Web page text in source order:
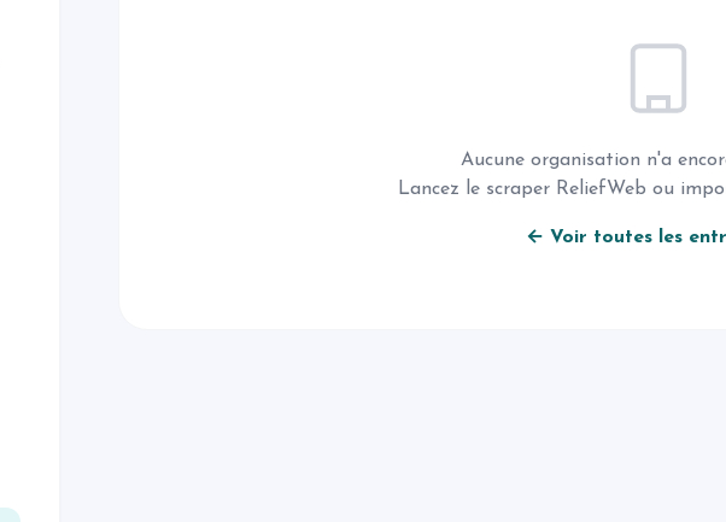
Aucune organisation n'a
Lancez le scraper ReliefWeb ou
← Voir toutes les